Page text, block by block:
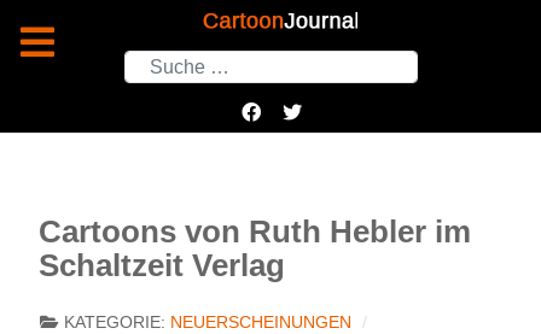
Suchen
Cartoons von Ruth Hebler im
Schaltzeit Verlag
KATEGORIE: NEUERSCHEINUNGEN